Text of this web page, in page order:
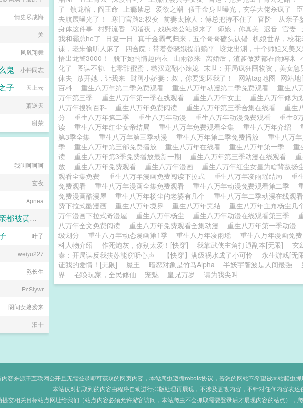
了 镇龙棺，阎王命 上瘾禁忌 爱欲之潮 假千金身世曝光，玄学大佬杀疯了
去航展曝光了！
寒门官路2:权变 前妻太撩人：傅总把持不住了 官阶，从亲子
身体这件事 村野流香 闪婚夜，残疾老公站起来了 师娘，你真美 迟音 官妻
我和霸总he了
日复一日 真千金霸气归来，五个哥哥磕头认错 机娘世界，校花
课，老朱偷听人麻了
四合院：带着娄晓娥提前躺平 蛟龙出渊，十个师姐又美又
悟出龙警3000！
脱下她的情趣内衣 山雨欲来 离婚后，渣爹做梦都在偷妈咪
化了
图谋不轨 七零甜蜜蜜，糙汉宠翻小辣媳 末世：开局疯狂囤物资，美女急
休夫 放开她，让我来 财阀小娇妻：叔，你要宠坏我了！ 网站tag地图 网站地
百科
重生八万年第二季免费观看 重生八万年动漫第二季免费观看 重生八
万年第三季
重生八万年第一季在线观看 重生八万年女主 重生八万年修为
八万年搜狗百科
重生八万年免费阅读 重生八万年第三季合集在线看 重生
分
重生八万年第二季 重生八万年动漫 重生八万年动漫免费观看 重生8
读
重生八万年红尘女帝结局 重生八万年免费观看全集 重生八万年介绍
第3季全集
重生八万年第三季动漫 重生八万年第二季免费播放 重生八万
季
重生八万年第三部免费播放 重生八万年在线看 重生八万年第一季 重
读
重生八万年第3季免费播放最新一期 重生八万年第三季动漫在线观看
放
重生八万年免费观看 重生八万年漫画 重生八万年红尘女皇为啥背叛扬
观看全集免费
重生八万年漫画免费阅读下拉式 重生八万年凌雨瑶结局 重
免费观看
重生八万年漫画全集免费观看 重生八万年动漫免费观看第二季
免费漫画酷漫屋
重生八万年杨尘的老婆有几个 重生八万年二季动漫在线观看
费下拉式酷漫画
重生八万年境界 重生八万年完结 重生八万年主角杨尘几
万年漫画下拉式奇漫屋
重生八万年杨尘 重生八万年动漫在线观看第三季
八万年全文免费阅读
重生八万年免费观看全集动漫 重生八万年第一季动漫
级划分
重生八万年动态漫画第1季 重生八万年凌雨瑶 重生八万年漫画免
科人物介绍
作死炮灰，你别太爱！[快穿] 我靠武侠主角打通副本[无限] 玄
秦：开局谋反我扶苏能窃听心声
【快穿】满级祸水成了小可怜 永生游戏[无
证我的爱情！[无限]
魔王 暗恋对象是竹马Alpha 半妖宇智波是人间最强
界
召唤玩家，全民修仙 宠魅 皇兄万岁 请为我尖叫
情史尽成悔
关
凤凰翔舞
鬼 小钟同志
子 天上云
萧逆天
谢荣
我叫呵呵呵
玄夜
Apnea
身为少宗主的我，青梅师姐娘亲都被黄毛牛走了
江南大刀2012
叶子
weiyu227
觅长生
PoSlywr
阴间女嬷袭来
汨十
内容来源于互联网公开且无需登录即可获取的网页内容，本站爬虫遵循robots协议，若您的网站不希望被本站爬虫抓
本站仅对抓取到的内容由程序自动进行排版处理再展现，不涉及更改内容，不针对任何内容表述
提交相关目标站点网址给我们（站点内容必须允许游客访问，本站爬虫不会抓取需要登录后才展现内容的站点），